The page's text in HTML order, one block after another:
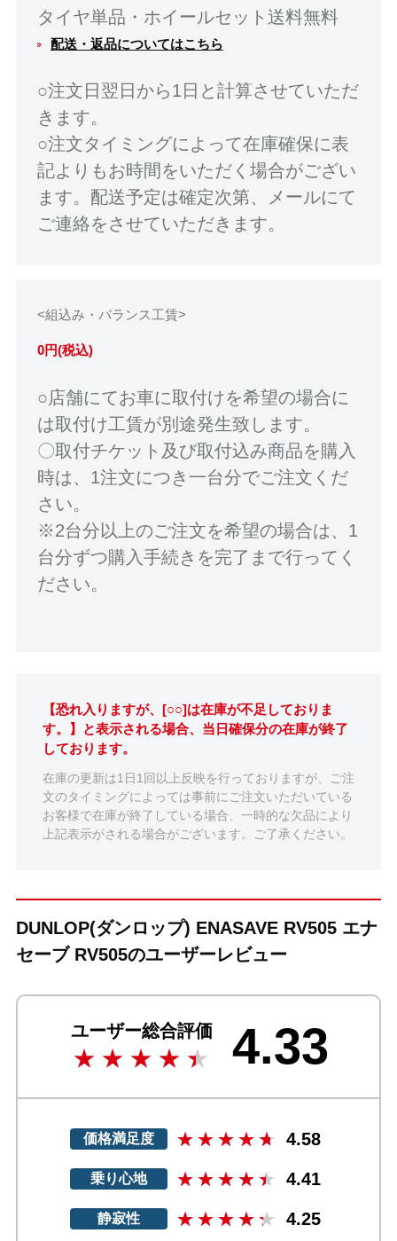
タイヤ単品・ホイールセット送料無料
配送・返品についてはこちら
○注文日翌日から1日と計算させていただ
きます。
○注文タイミングによって在庫確保に表
記よりもお時間をいただく場合がござい
ます。配送予定は確定次第、メールにて
ご連絡をさせていただきます。
<組込み・バランス工賃>
0円(税込)
○店舗にてお車に取付けを希望の場合に
は取付け工賃が別途発生致します。
〇取付チケット及び取付込み商品を購入
時は、1注文につき一台分でご注文くだ
さい。
※2台分以上のご注文を希望の場合は、1
台分ずつ購入手続きを完了まで行ってく
ださい。
【恐れ入りますが、[○○]は在庫が不足しておりま
す。】と表示される場合、当日確保分の在庫が終了
しております。
在庫の更新は1日1回以上反映を行っておりますが、ご注
文のタイミングによっては事前にご注文いただいている
お客様で在庫が終了している場合、一時的な欠品により
上記表示がされる場合がございます。ご了承ください。
DUNLOP(ダンロップ) ENASAVE RV505 エナ
セーブ RV505のユーザーレビュー
ユーザー総合評価 4.33
価格満足度 4.58
乗り心地 4.41
静寂性 4.25